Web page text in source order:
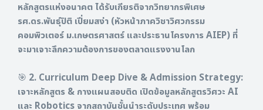
หลักสูตรแห่งอนาคต ได้รับเกียรติจากวิทยากรพิเศษ
รศ.ดร.พันธุ์ปิติ เปี่ยมสง่า (หัวหน้าภาควิชาวิศวกรรม
คอมพิวเตอร์ ม.เกษตรศาสตร์ และประธานโครงการ AIEP) ที่
จะมาเจาะลึกความต้องการของตลาดแรงงานโลก
🎯 2. Curriculum Deep Dive & Admission Strategy:
เจาะหลักสูตร & กางแผนสอบติด เปิดข้อมูลหลักสูตรวิศวะ AI
และ Robotics จากสถาบันชั้นนำระดับประเทศ พร้อม